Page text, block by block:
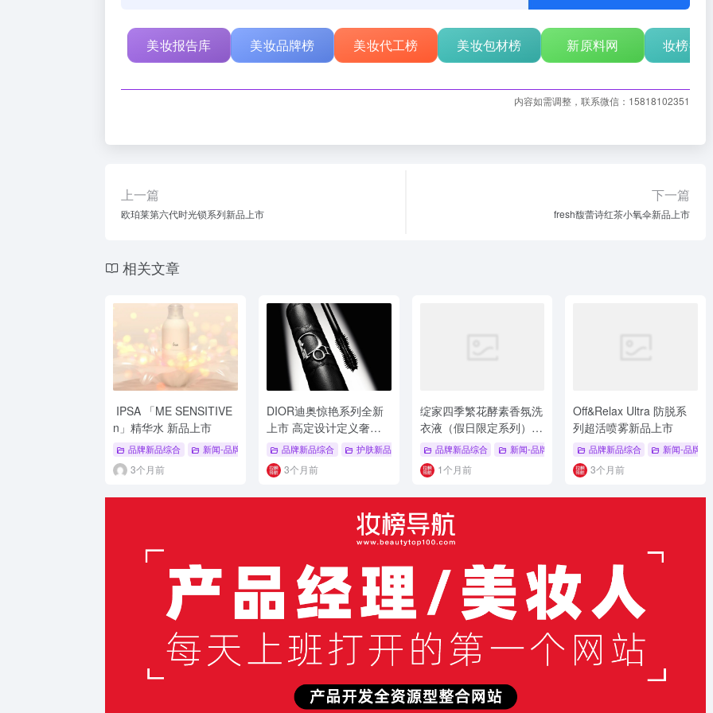
美妆报告库 美妆品牌榜 美妆代工榜 美妆包材榜 新原料网 妆榜行
内容如需调整，联系微信：15818102351
上一篇
欧珀莱第六代时光锁系列新品上市
下一篇
fresh馥蕾诗红茶小氧伞新品上市
相关文章
IPSA 「ME SENSITIVE
n」精华水 新品上市
品牌新品综合 新闻-品牌新品 # 新品上市 # 海外新品 # 新品发布
3个月前
DIOR迪奥惊艳系列全新
上市 高定设计定义奢华
美妆新高度
品牌新品综合 护肤新品 # 彩妆 # 品牌系列新品 # 眼影盘
3个月前
绽家四季繁花酵素香氛洗
衣液（假日限定系列）新
品上市
品牌新品综合 新闻-品牌新品 # 假日限定 # 锁香科技 # 香氛
1个月前
Off&Relax Ultra 防脱系
列超活喷雾新品上市
品牌新品综合 新闻-品牌新
3个月前